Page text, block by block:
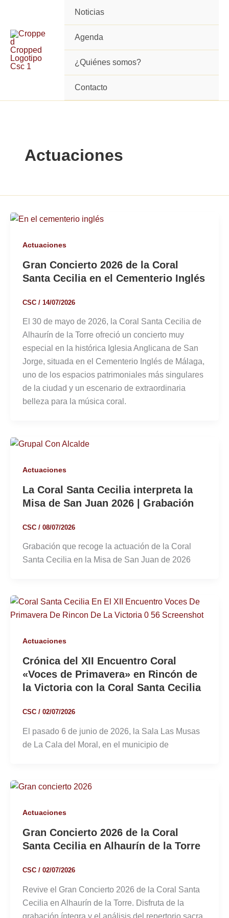
contenido
Noticias
Agenda
¿Quiénes somos?
Contacto
Actuaciones
Actuaciones
Gran Concierto 2026 de la Coral
Santa Cecilia en el Cementerio Inglés
CSC / 14/07/2026
El 30 de mayo de 2026, la Coral Santa Cecilia de
Alhaurín de la Torre ofreció un concierto muy
especial en la histórica Iglesia Anglicana de San
Jorge, situada en el Cementerio Inglés de Málaga,
uno de los espacios patrimoniales más singulares
de la ciudad y un escenario de extraordinaria
belleza para la música coral.
Actuaciones
La Coral Santa Cecilia interpreta la
Misa de San Juan 2026 | Grabación
CSC / 08/07/2026
Grabación que recoge la actuación de la Coral
Santa Cecilia en la Misa de San Juan de 2026
Actuaciones
Crónica del XII Encuentro Coral
«Voces de Primavera» en Rincón de
la Victoria con la Coral Santa Cecilia
CSC / 02/07/2026
El pasado 6 de junio de 2026, la Sala Las Musas
de La Cala del Moral, en el municipio de
Actuaciones
Gran Concierto 2026 de la Coral
Santa Cecilia en Alhaurín de la Torre
CSC / 02/07/2026
Revive el Gran Concierto 2026 de la Coral Santa
Cecilia en Alhaurín de la Torre. Disfruta de la
grabación íntegra y el análisis del repertorio sacra,